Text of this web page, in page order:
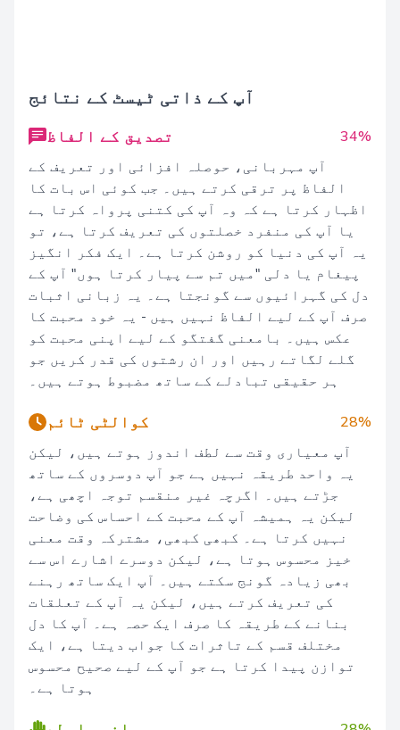
آپ کے ذاتی ٹیسٹ کے نتائج
تصدیق کے الفاظ
34%
آپ مہربانی، حوصلہ افزائی اور تعریف کے
الفاظ پر ترقی کرتے ہیں۔ جب کوئی اس بات کا
اظہار کرتا ہے کہ وہ آپ کی کتنی پرواہ کرتا ہے
یا آپ کی منفرد خصلتوں کی تعریف کرتا ہے، تو
یہ آپ کی دنیا کو روشن کرتا ہے۔ ایک فکر انگیز
پیغام یا دلی "میں تم سے پیار کرتا ہوں" آپ کے
دل کی گہرائیوں سے گونجتا ہے۔ یہ زبانی اثبات
صرف آپ کے لیے الفاظ نہیں ہیں - یہ خود محبت کا
عکس ہیں۔ بامعنی گفتگو کے لیے اپنی محبت کو
گلے لگاتے رہیں اور ان رشتوں کی قدر کریں جو
ہر حقیقی تبادلے کے ساتھ مضبوط ہوتے ہیں۔
کوالٹی ٹائم
28%
آپ معیاری وقت سے لطف اندوز ہوتے ہیں، لیکن
یہ واحد طریقہ نہیں ہے جو آپ دوسروں کے ساتھ
جڑتے ہیں۔ اگرچہ غیر منقسم توجہ اچھی ہے،
لیکن یہ ہمیشہ آپ کے محبت کے احساس کی وضاحت
نہیں کرتا ہے۔ کبھی کبھی، مشترکہ وقت معنی
خیز محسوس ہوتا ہے، لیکن دوسرے اشارے اس سے
بھی زیادہ گونج سکتے ہیں۔ آپ ایک ساتھ رہنے
کی تعریف کرتے ہیں، لیکن یہ آپ کے تعلقات
بنانے کے طریقہ کا صرف ایک حصہ ہے۔ آپ کا دل
مختلف قسم کے تاثرات کا جواب دیتا ہے، ایک
توازن پیدا کرتا ہے جو آپ کے لیے صحیح محسوس
ہوتا ہے۔